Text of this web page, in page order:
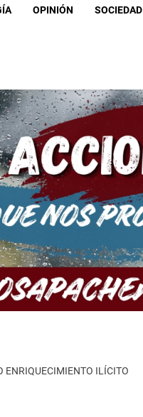
OPINIÓN SOCIEDAD
ENRIQUECIMIENTO ILÍCITO